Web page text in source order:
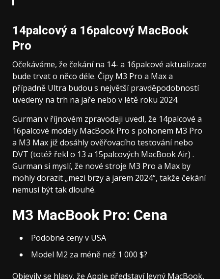
14palcový a 16palcový MacBook
Pro
Očekáváme, že čekání na 14- a 16palcové aktualizace
bude trvat o něco déle. Čipy M3 Pro a Max a
případně Ultra budou s největší pravděpodobností
uvedeny na trh na jaře nebo v létě roku 2024.
Gurman v říjnovém zpravodaji uvedl, že 14palcové a
16palcové modely MacBook Pro s pohonem M3 Pro
a M3 Max již dosáhly ověřovacího testování nebo
DVT (totéž řekl o 13 a 15palcových MacBook Air) .
Gurman si myslí, že nové stroje M3 Pro a Max by
mohly dorazit „mezi brzy a jarem 2024“, takže čekání
nemusí být tak dlouhé.
M3 MacBook Pro: Cena
Podobné ceny v USA
Model M2 za méně než 1 000 $?
Objevily se hlasy, že Apple představí levný MacBook,